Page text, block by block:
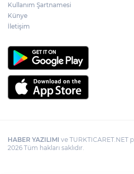
Kullanım Şartnamesi
Künye
İletişim
HABER YAZILIMI ve
2026 Tüm hakları saklıdır.